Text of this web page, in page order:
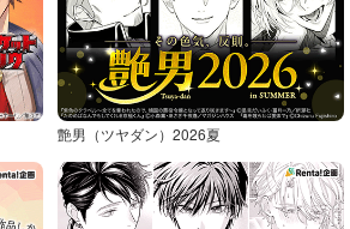
艶男（ツヤダン）2026夏